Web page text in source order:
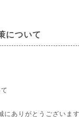
について
ありがとうございます